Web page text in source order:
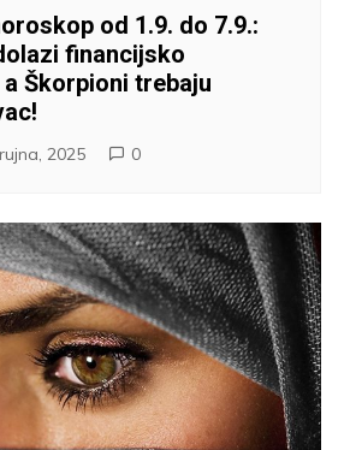
od 1.9. do 7.9.:
financijsko
Škorpioni trebaju
2025 0